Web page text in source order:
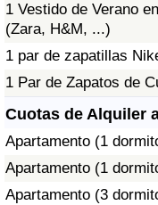
1 Vestido de Verano
(Zara, H&M, ...)
1 par de zapatillas
1 Par de Zapatos de
Cuotas de Alquiler
Apartamento (1
Apartamento (1
Apartamento (3